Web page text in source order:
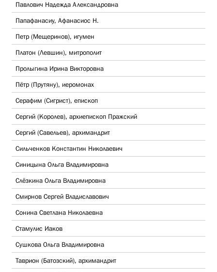
Павлович Надежда Александровна
Папафанасиу, Афанасиос Н.
Петр (Мещеринов), игумен
Платон (Левшин), митрополит
Пролыгина Ирина Викторовна
Пётр (Прутяну), иеромонах
Серафим (Сигрист), епископ
Сергий (Королев), архиепископ Пражский
Сергий (Савельев), архимандрит
Сильченков Константин Николаевич
Синицына Ольга Владимировна
Слёзкина Ольга Владимировна
Смирнов Сергей Владиславович
Сонина Светлана Николаевна
Стамулис Иаков
Сушкова Ольга Владимировна
Таврион (Батозский), архимандрит